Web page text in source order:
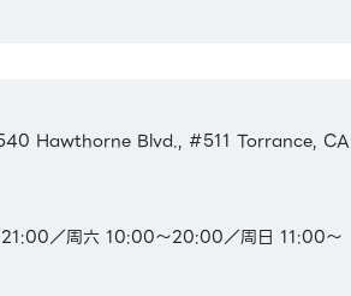
Hawthorne Blvd., #511 Torrance, CA
／周六 10:00～20:00／周日 11:00～